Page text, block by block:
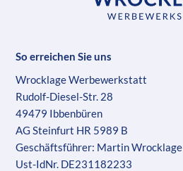
So erreichen Sie uns
Wrocklage Werbewerkstatt
Rudolf-Diesel-Str. 28
49479 Ibbenbüren
AG Steinfurt HR 5989 B
Geschäftsführer: Martin Wrocklage
Ust-IdNr. DE231182233